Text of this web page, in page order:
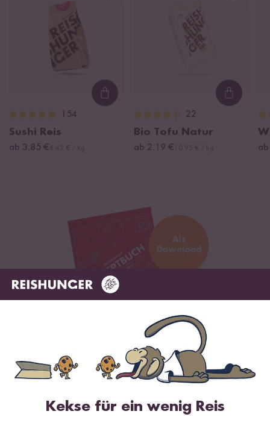
Loading...
154
Sushi Reis
ab 3,85 €
22
Bio Tofu Natur
ab 2,19 €
Digitales Rezeptbuch per E-Mail
✔️ Von Sushi über Curry bis hin zu Desserts
✔️ Inklusive Tipps & Tricks für die Zubereitung
Kekse für ein wenig Reis